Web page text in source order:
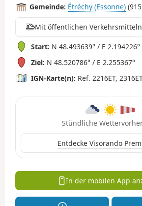
Gemeinde: Étréchy (Essonne)
Mit öffentlichen
Start: N 48.493639° / E 2.194226°
Ziel: N 48.520786° / E 2.255367°
IGN-Karte(n): Ref. 2216ET,
Stündliche
Entdecke Visorando
In der mobilen App